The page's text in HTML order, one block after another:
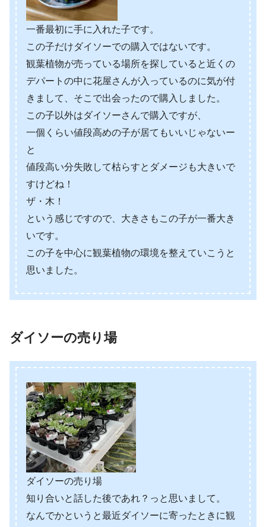
一番最初に手に入れた子です。
この子だけダイソーでの購入ではないです。
観葉植物が売っている場所を探していると近くの
デパートの中に花屋さんが入っているのに気が付
きまして、そこで出会ったので購入しました。
この子以外はダイソーさんで購入ですが、
一個くらい値段高めの子が居てもいいじゃないー
と
値段高い分失敗して枯らすとダメージも大きいで
すけどね！
ザ・木！
という感じですので、大きさもこの子が一番大き
いです。
この子を中心に観葉植物の環境を整えていこうと
思いました。
ダイソーの売り場
ダイソーの売り場
知り合いと話した後であれ？っと思いまして。
なんでかというと最近ダイソーに寄ったときに観